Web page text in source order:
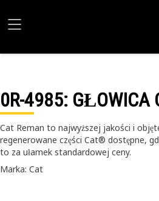
0R-4985: GŁOWICA
Cat Reman to najwyższej jakości i
regenerowane części Cat® dostępne,
to za ułamek standardowej ceny.
Marka: Cat